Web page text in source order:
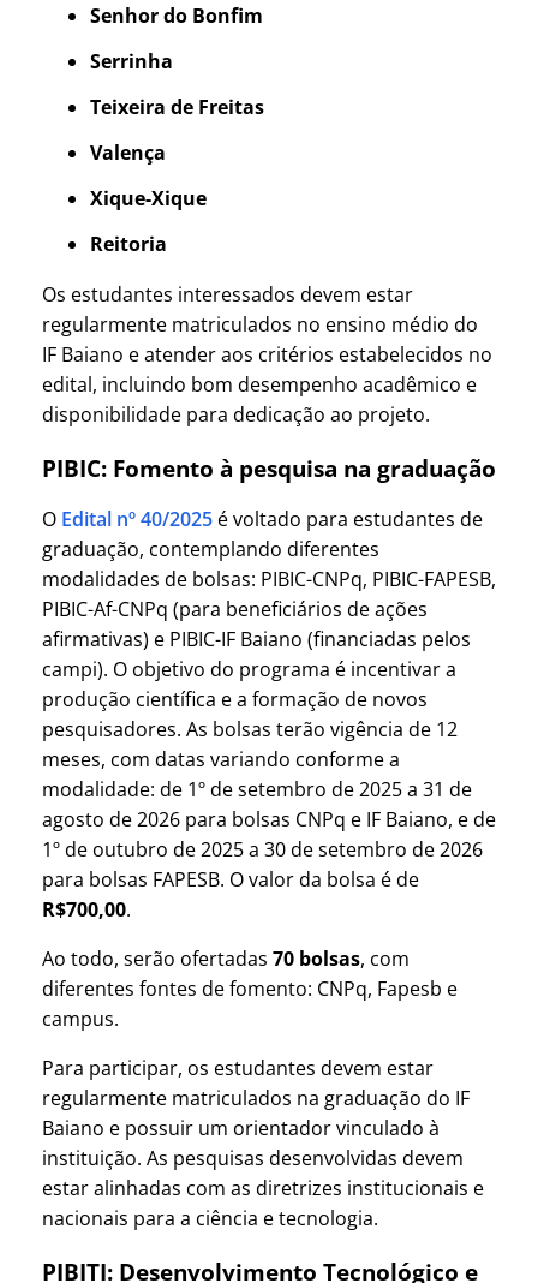
Senhor do Bonfim
Serrinha
Teixeira de Freitas
Valença
Xique-Xique
Reitoria
Os estudantes interessados devem estar
regularmente matriculados no ensino médio do
IF Baiano e atender aos critérios estabelecidos no
edital, incluindo bom desempenho acadêmico e
disponibilidade para dedicação ao projeto.
PIBIC: Fomento à pesquisa na graduação
O Edital nº 40/2025 é voltado para estudantes de
graduação, contemplando diferentes
modalidades de bolsas: PIBIC-CNPq, PIBIC-FAPESB,
PIBIC-Af-CNPq (para beneficiários de ações
afirmativas) e PIBIC-IF Baiano (financiadas pelos
campi). O objetivo do programa é incentivar a
produção científica e a formação de novos
pesquisadores. As bolsas terão vigência de 12
meses, com datas variando conforme a
modalidade: de 1º de setembro de 2025 a 31 de
agosto de 2026 para bolsas CNPq e IF Baiano, e de
1º de outubro de 2025 a 30 de setembro de 2026
para bolsas FAPESB. O valor da bolsa é de
R$700,00.
Ao todo, serão ofertadas 70 bolsas, com
diferentes fontes de fomento: CNPq, Fapesb e
campus.
Para participar, os estudantes devem estar
regularmente matriculados na graduação do IF
Baiano e possuir um orientador vinculado à
instituição. As pesquisas desenvolvidas devem
estar alinhadas com as diretrizes institucionais e
nacionais para a ciência e tecnologia.
PIBITI: Desenvolvimento Tecnológico e